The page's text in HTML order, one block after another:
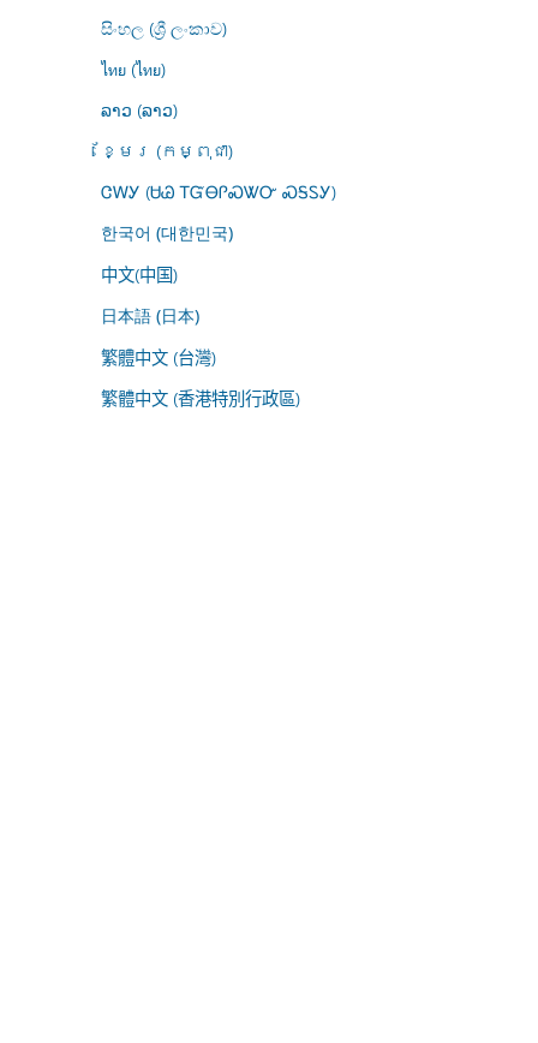
සිංහල (ශ්‍රී ලංකාව)
ไทย (ไทย)
ລາວ (ລາວ)
ខ្មែរ (កម្ពុជា)
ᏣᎳᎩ (ᏌᏊ ᎢᏳᎾᎵᏍᏔᏅ ᏍᎦᏚᎩ)
한국어 (대한민국)
中文(中国)
日本語 (日本)
繁體中文 (台灣)
繁體中文 (香港特別行政區)